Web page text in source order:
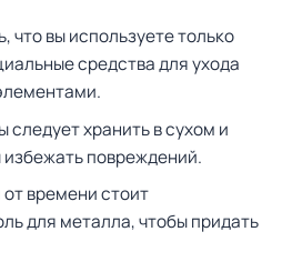
что вы используете только
средства для ухода
следует хранить в сухом и
повреждений.
времени стоит
для металла, чтобы придать